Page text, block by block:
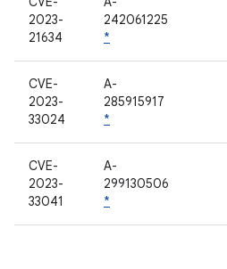
2023-
21634
242061225
*
CVE-
2023-
33024
A-
285915917
*
CVE-
2023-
33041
A-
299130506
*